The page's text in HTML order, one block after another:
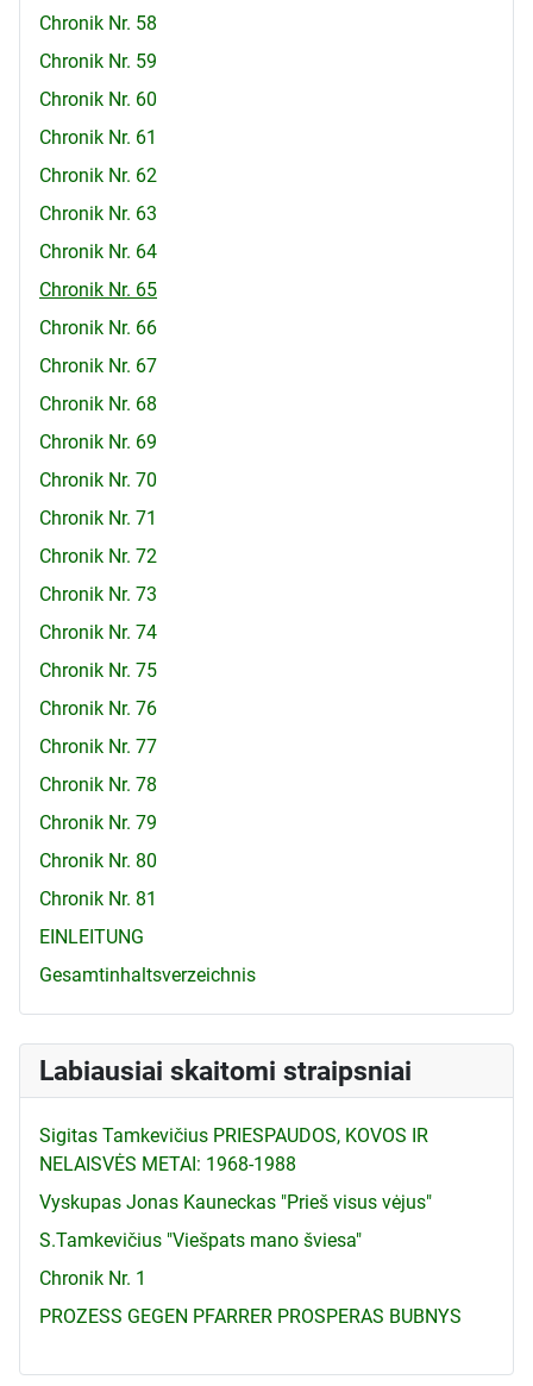
Chronik Nr. 58
Chronik Nr. 59
Chronik Nr. 60
Chronik Nr. 61
Chronik Nr. 62
Chronik Nr. 63
Chronik Nr. 64
Chronik Nr. 65
Chronik Nr. 66
Chronik Nr. 67
Chronik Nr. 68
Chronik Nr. 69
Chronik Nr. 70
Chronik Nr. 71
Chronik Nr. 72
Chronik Nr. 73
Chronik Nr. 74
Chronik Nr. 75
Chronik Nr. 76
Chronik Nr. 77
Chronik Nr. 78
Chronik Nr. 79
Chronik Nr. 80
Chronik Nr. 81
EINLEITUNG
Gesamtinhaltsverzeichnis
Labiausiai skaitomi straipsniai
Sigitas Tamkevičius PRIESPAUDOS, KOVOS IR
NELAISVĖS METAI: 1968-1988
Vyskupas Jonas Kauneckas "Prieš visus vėjus"
S.Tamkevičius "Viešpats mano šviesa"
Chronik Nr. 1
PROZESS GEGEN PFARRER PROSPERAS BUBNYS